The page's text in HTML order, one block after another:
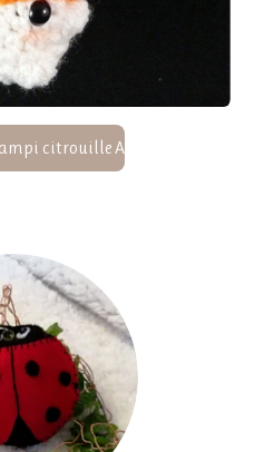
citrouille A